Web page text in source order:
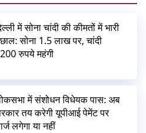
में सोना चांदी की कीमतों में भारी
सोना 1.5 लाख पर, चांदी
रुपये महंगी
में संशोधन विधेयक पास: अब
तय करेगी यूपीआई पेमेंट पर
लगेगा या नहीं